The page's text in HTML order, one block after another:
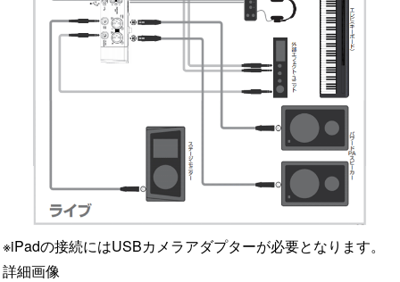
※iPadの接続にはUSBカメラアダプターが必要となります。
詳細画像